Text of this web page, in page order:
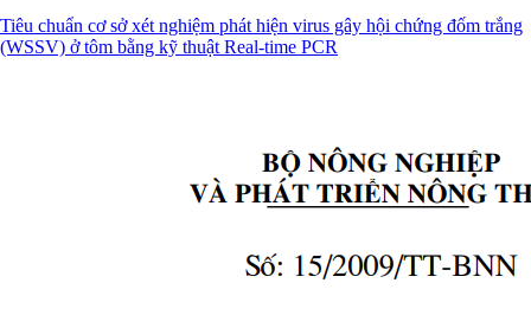
Tiêu chuẩn cơ sở xét nghiệm phát hiện virus gây hội chứng đốm trắng
(WSSV) ở tôm bằng kỹ thuật Real-time PCR